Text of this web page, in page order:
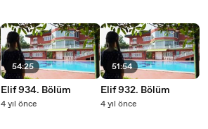
54:25
Elif 934. Bölüm
4 yıl önce
51:54
Elif 932. Bölüm
4 yıl önce